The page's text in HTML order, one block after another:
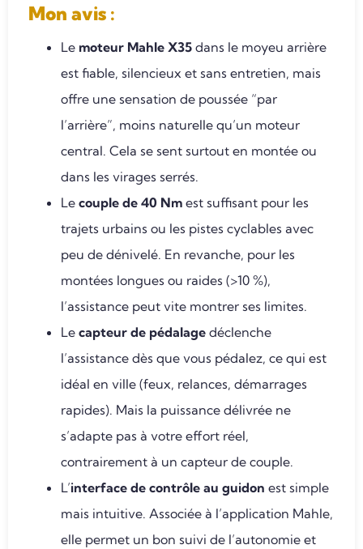
Mon avis :
Le moteur Mahle X35 dans le moyeu arrière
est fiable, silencieux et sans entretien, mais
offre une sensation de poussée “par
l’arrière”, moins naturelle qu’un moteur
central. Cela se sent surtout en montée ou
dans les virages serrés.
Le couple de 40 Nm est suffisant pour les
trajets urbains ou les pistes cyclables avec
peu de dénivelé. En revanche, pour les
montées longues ou raides (>10 %),
l’assistance peut vite montrer ses limites.
Le capteur de pédalage déclenche
l’assistance dès que vous pédalez, ce qui est
idéal en ville (feux, relances, démarrages
rapides). Mais la puissance délivrée ne
s’adapte pas à votre effort réel,
contrairement à un capteur de couple.
L’interface de contrôle au guidon est simple
mais intuitive. Associée à l’application Mahle,
elle permet un bon suivi de l’autonomie et